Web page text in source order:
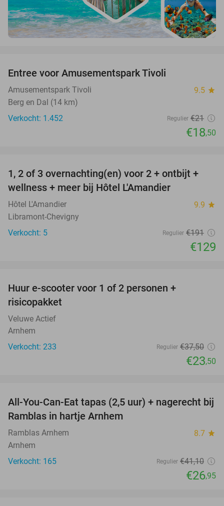
Entree voor Amusementspark Tivoli
Amusementspark Tivoli 9.5 star
Berg en Dal (14 km)
Verkocht: 1.452
Regulier €21
€18,50
32%
TODAY
1, 2 of 3 overnachting(en) voor 2 + ontbijt +
wellness + meer bij Hôtel L'Amandier
Hôtel L'Amandier 9.9 star
Libramont-Chevigny
Verkocht: 5
Regulier €191
€129
Huur e-scooter voor 1 of 2 personen +
risicopakket
Veluwe Actief
Arnhem
Verkocht: 233
Regulier €37,50
€23,50
34%
All-You-Can-Eat tapas (2,5 uur) + nagerecht bij
Ramblas in hartje Arnhem
Ramblas Arnhem 8.7 star
Arnhem
Verkocht: 165
Regulier €41,10
€26,95